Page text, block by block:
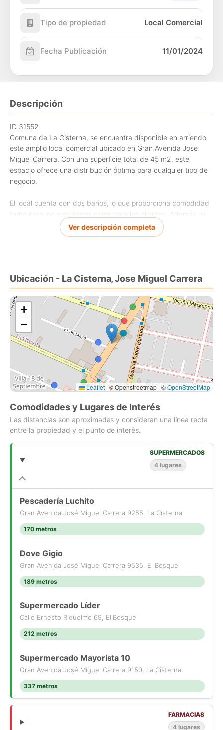
Tipo de propiedad Local Comercial
Fecha Publicación 11/01/2024
Descripción
ID 31552
Comuna de La Cisterna, se encuentra disponible en arriendo
este amplio local comercial ubicado en Gran Avenida Jose
Miguel Carrera. Con una superficie total de 45 m2, este
espacio ofrece una distribución óptima para cualquier tipo de
negocio.
El local cuenta con dos baños, lo que proporciona comodidad
tanto para los empleados como para los clientes. Además, su
ubicación estratégica en una de las avenidas más transitadas
de la comuna asegura una alta visibilidad y potencial de
que la convierte en una opción accesible para emprendedores
y pequeños comerciantes que buscan establecerse en un
sector con gran movimiento comercial.
No pierdas la oportunidad de adquirir este local comercial y
haz crecer tu negocio en una ubicación privilegiada. Para
obtener más información o coordinar una visita, no dudes en
contactarnos. Te esperamos!
Ver descripción completa
Ubicación - La Cisterna, Jose Miguel Carrera
+
−
Leaflet |© Openstreetmap | ©OpenStreetMap
Comodidades y Lugares de Interés
Las distancias son aproximadas y consideran una línea recta
entre la propiedad y el punto de interés.
SUPERMERCADOS
4 lugares
Pescadería Luchito
Gran Avenida José Miguel Carrera 9255, La Cisterna
170 metros
Dove Gigio
Gran Avenida José Miguel Carrera 9535, El Bosque
189 metros
Supermercado Líder
Calle Ernesto Riquelme 69, El Bosque
212 metros
Supermercado Mayorista 10
Gran Avenida José Miguel Carrera 9150, La Cisterna
337 metros
FARMACIAS
4 lugares